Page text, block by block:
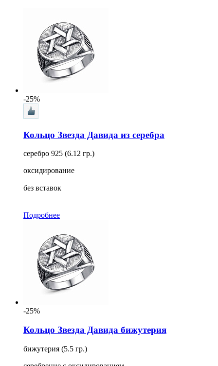
-25%
Кольцо Звезда Давида из серебра
серебро 925 (6.12 гр.)
оксидирование
без вставок
Подробнее
-25%
Кольцо Звезда Давида бижутерия
бижутерия (5.5 гр.)